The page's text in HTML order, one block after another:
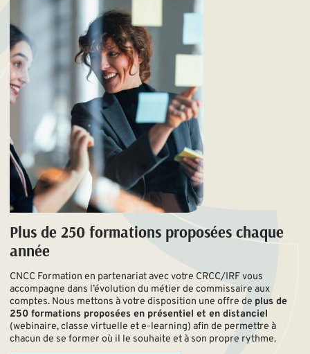
Plus de 250 formations proposées chaque
année
CNCC Formation en partenariat avec votre CRCC/IRF vous
accompagne dans l’évolution du métier de commissaire aux
comptes. Nous mettons à votre disposition une offre de plus de
250 formations proposées en présentiel et en distanciel
(webinaire, classe virtuelle et e-learning) afin de permettre à
chacun de se former où il le souhaite et à son propre rythme.